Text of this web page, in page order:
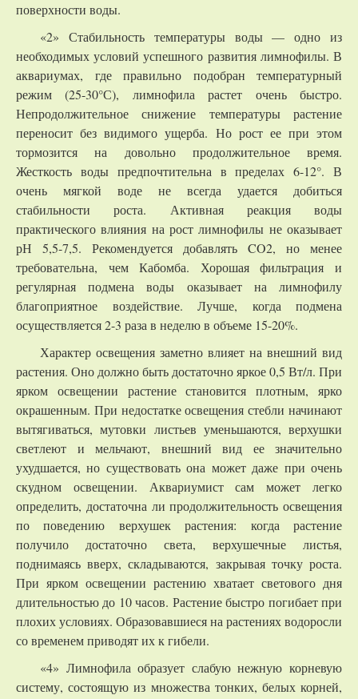
поверхности воды.
«2» Стабильность температуры воды — одно из
необходимых условий успешного развития лимнофилы. В
аквариумах, где правильно подобран температурный
режим (25-30°С), лимнофила растет очень быстро.
Непродолжительное снижение температуры растение
переносит без видимого ущерба. Но рост ее при этом
тормозится на довольно продолжительное время.
Жесткость воды предпочтительна в пределах 6-12°. В
очень мягкой воде не всегда удается добиться
стабильности роста. Активная реакция воды
практического влияния на рост лимнофилы не оказывает
рН 5,5-7,5. Рекомендуется добавлять CO2, но менее
требовательна, чем Кабомба. Хорошая фильтрация и
регулярная подмена воды оказывает на лимнофилу
благоприятное воздействие. Лучше, когда подмена
осуществляется 2-3 раза в неделю в объеме 15-20%.
Характер освещения заметно влияет на внешний вид
растения. Оно должно быть достаточно яркое 0,5 Вт/л. При
ярком освещении растение становится плотным, ярко
окрашенным. При недостатке освещения стебли начинают
вытягиваться, мутовки листьев уменьшаются, верхушки
светлеют и мельчают, внешний вид ее значительно
ухудшается, но существовать она может даже при очень
скудном освещении. Аквариумист сам может легко
определить, достаточна ли продолжительность освещения
по поведению верхушек растения: когда растение
получило достаточно света, верхушечные листья,
поднимаясь вверх, складываются, закрывая точку роста.
При ярком освещении растению хватает светового дня
длительностью до 10 часов. Растение быстро погибает при
плохих условиях. Образовавшиеся на растениях водоросли
со временем приводят их к гибели.
«4» Лимнофила образует слабую нежную корневую
систему, состоящую из множества тонких, белых корней,